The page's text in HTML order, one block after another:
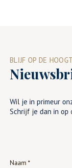
BLIJF OP DE
Wil je in primeur
Schrijf je dan in op